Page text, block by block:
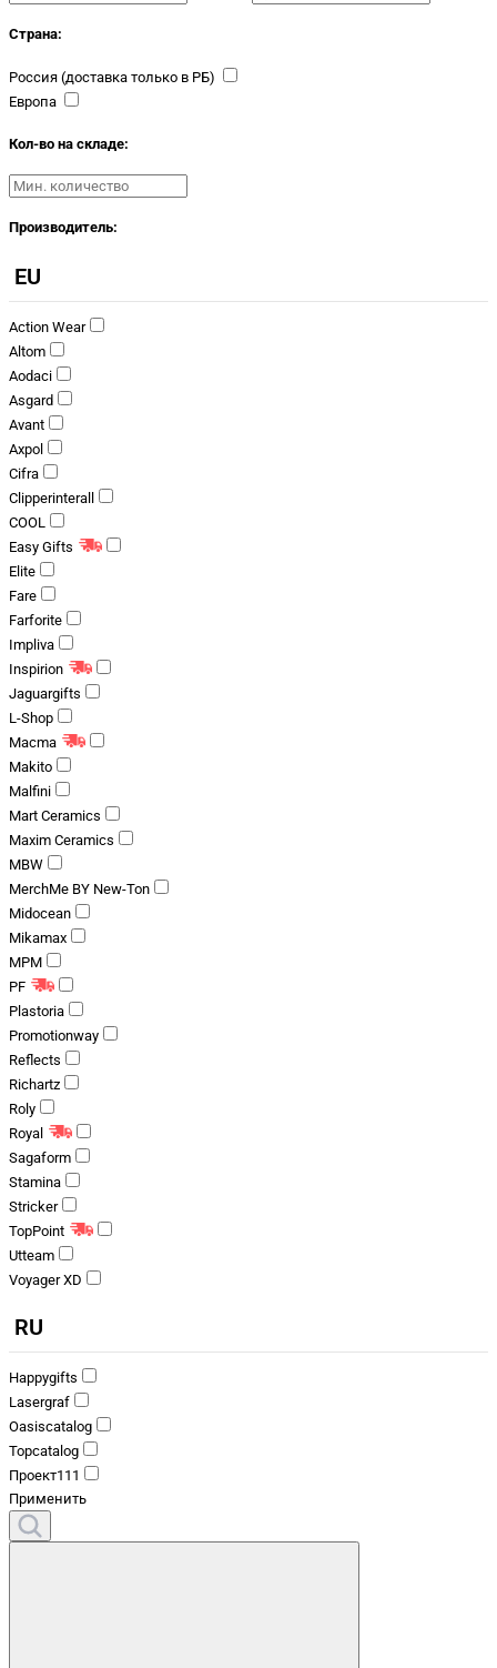
Страна:
Россия (доставка только в РБ)
Европа
Кол-во на складе:
Производитель:
EU
Action Wear
Altom
Aodaci
Asgard
Avant
Axpol
Cifra
Clipperinterall
COOL
Easy Gifts
Elite
Fare
Farforite
Impliva
Inspirion
Jaguargifts
L-Shop
Macma
Makito
Malfini
Mart Ceramics
Maxim Ceramics
MBW
MerchMe BY New-Ton
Midocean
Mikamax
MPM
PF
Plastoria
Promotionway
Reflects
Richartz
Roly
Royal
Sagaform
Stamina
Stricker
TopPoint
Utteam
Voyager XD
RU
Happygifts
Lasergraf
Oasiscatalog
Topcatalog
Проект111
Применить